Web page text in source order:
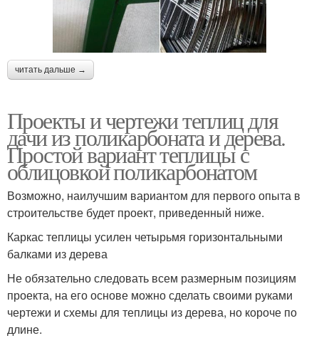
читать дальше →
Проекты и чертежи теплиц для
дачи из поликарбоната и дерева.
Простой вариант теплицы с
облицовкой поликарбонатом
Возможно, наилучшим вариантом для первого опыта в
строительстве будет проект, приведенный ниже.
Каркас теплицы усилен четырьмя горизонтальными
балками из дерева
Не обязательно следовать всем размерным позициям
проекта, на его основе можно сделать своими руками
чертежи и схемы для теплицы из дерева, но короче по
длине.